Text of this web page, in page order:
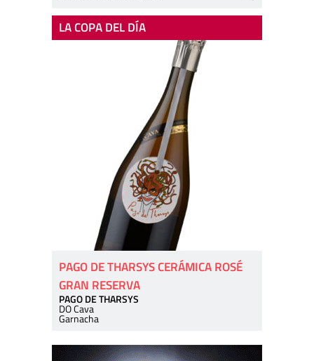
LA COPA DEL DÍA
PAGO DE THARSYS CERÁMICA ROSÉ
GRAN RESERVA
PAGO DE THARSYS
DO Cava
Garnacha